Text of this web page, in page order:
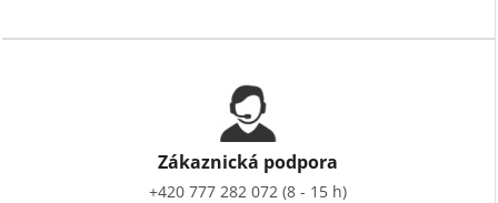
Zákaznická podpora
+420 777 282 072 (8 - 15 h)